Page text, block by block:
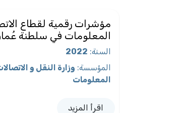
مؤشرات رقمية لقطاع
المعلومات في سلطنة عُمان
السنة:
2022
المؤسسة: وزارة النقل و
المعلومات
اقرأ المزيد